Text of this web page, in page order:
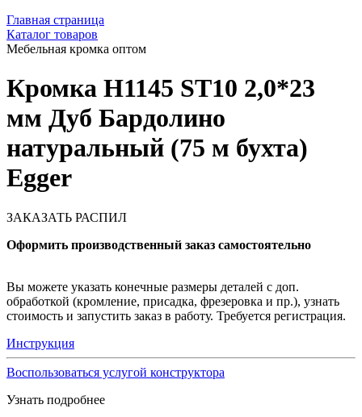
Главная страница
Каталог товаров
Мебельная кромка оптом
Кромка H1145 ST10 2,0*23
мм Дуб Бардолино
натуральный (75 м бухта)
Egger
ЗАКАЗАТЬ РАСПИЛ
Оформить производственный заказ самостоятельно
Вы можете указать конечные размеры деталей с доп.
обработкой (кромление, присадка, фрезеровка и пр.), узнать
стоимость и запустить заказ в работу. Требуется регистрация.
Инструкция
Воспользоваться услугой конструктора
Узнать подробнее